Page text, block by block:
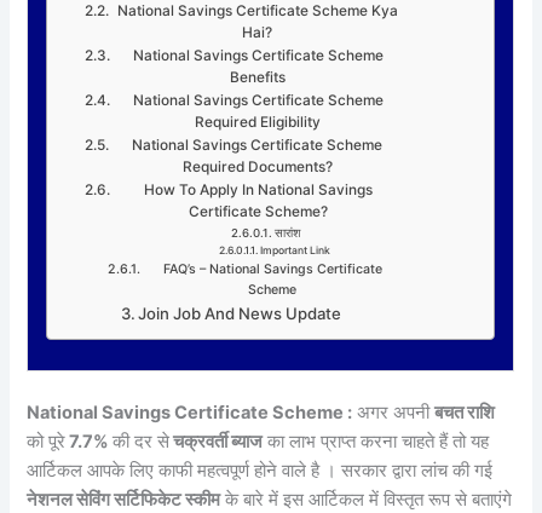
National Savings Certificate Scheme Kya
Hai?
National Savings Certificate Scheme
Benefits
National Savings Certificate Scheme
Required Eligibility
National Savings Certificate Scheme
Required Documents?
How To Apply In National Savings
Certificate Scheme?
सारांश
Important Link
FAQ’s – National Savings Certificate
Scheme
Join Job And News Update
National Savings Certificate Scheme : अगर अपनीबचत राशि
को पूरे7.7%की दर सेचक्रवर्ती ब्याजका लाभ प्राप्त करना चाहते हैं तो यह
आर्टिकल आपके लिए काफी महत्वपूर्ण होने वाले है । सरकार द्वारा लांच की गई
नेशनल सेविंग सर्टिफिकेट स्कीमके बारे में इस आर्टिकल में विस्तृत रूप से बताएंगे